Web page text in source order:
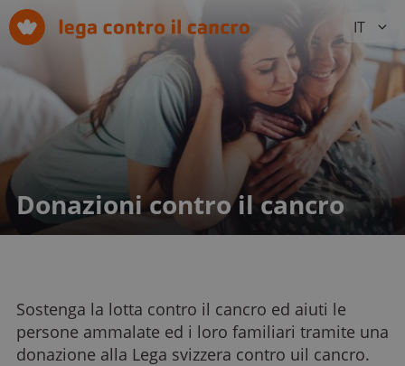
IT
Donazioni contro il cancro
Sostenga la lotta contro il cancro ed aiuti le
persone ammalate ed i loro familiari tramite una
donazione alla Lega svizzera contro uil cancro.